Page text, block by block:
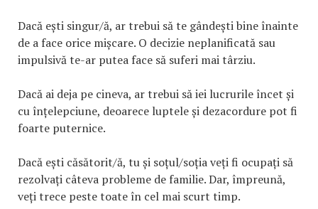
Dacă ești singur/ă, ar trebui să te gândești bine înainte
de a face orice mișcare. O decizie neplanificată sau
impulsivă te-ar putea face să suferi mai târziu.
Dacă ai deja pe cineva, ar trebui să iei lucrurile încet și
cu înțelepciune, deoarece luptele și dezacordure pot fi
foarte puternice.
Dacă ești căsătorit/ă, tu și soțul/soția veți fi ocupați să
rezolvați câteva probleme de familie. Dar, împreună,
veți trece peste toate în cel mai scurt timp.